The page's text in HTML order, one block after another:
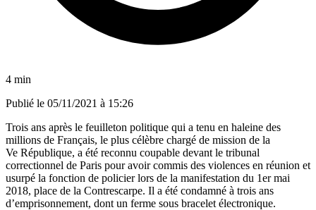
4 min
Publié le 05/11/2021 à 15:26
Trois ans après le feuilleton politique qui a tenu en haleine des
millions de Français, le plus célèbre chargé de mission de la
Ve République, a été reconnu coupable devant le tribunal
correctionnel de Paris pour avoir commis des violences en réunion et
usurpé la fonction de policier lors de la manifestation du 1er mai
2018, place de la Contrescarpe. Il a été condamné à trois ans
d’emprisonnement, dont un ferme sous bracelet électronique.